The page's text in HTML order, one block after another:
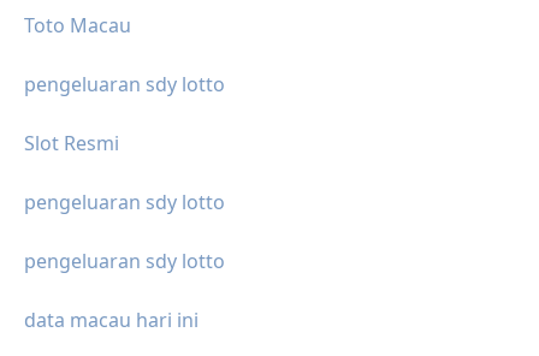
Toto Macau
pengeluaran sdy lotto
Slot Resmi
pengeluaran sdy lotto
pengeluaran sdy lotto
data macau hari ini